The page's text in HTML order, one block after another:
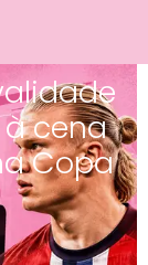
cena
Copa